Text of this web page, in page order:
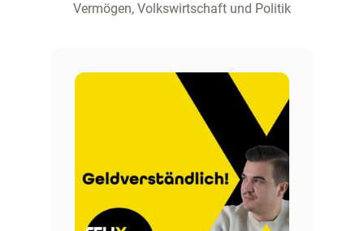
Vermögen, Volkswirtschaft und Politik